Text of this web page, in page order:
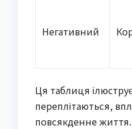
Негативний
Ця таблиця
переплітаються,
повсякденне життя.